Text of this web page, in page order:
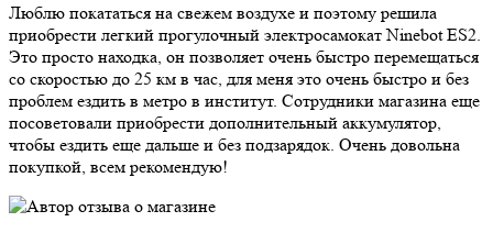
Люблю покататься на свежем воздухе и поэтому решила
приобрести легкий прогулочный электросамокат Ninebot ES2.
Это просто находка, он позволяет очень быстро перемещаться
со скоростью до 25 км в час, для меня это очень быстро и без
проблем ездить в метро в институт. Сотрудники магазина еще
посоветовали приобрести дополнительный аккумулятор,
чтобы ездить еще дальше и без подзарядок. Очень довольна
покупкой, всем рекомендую!